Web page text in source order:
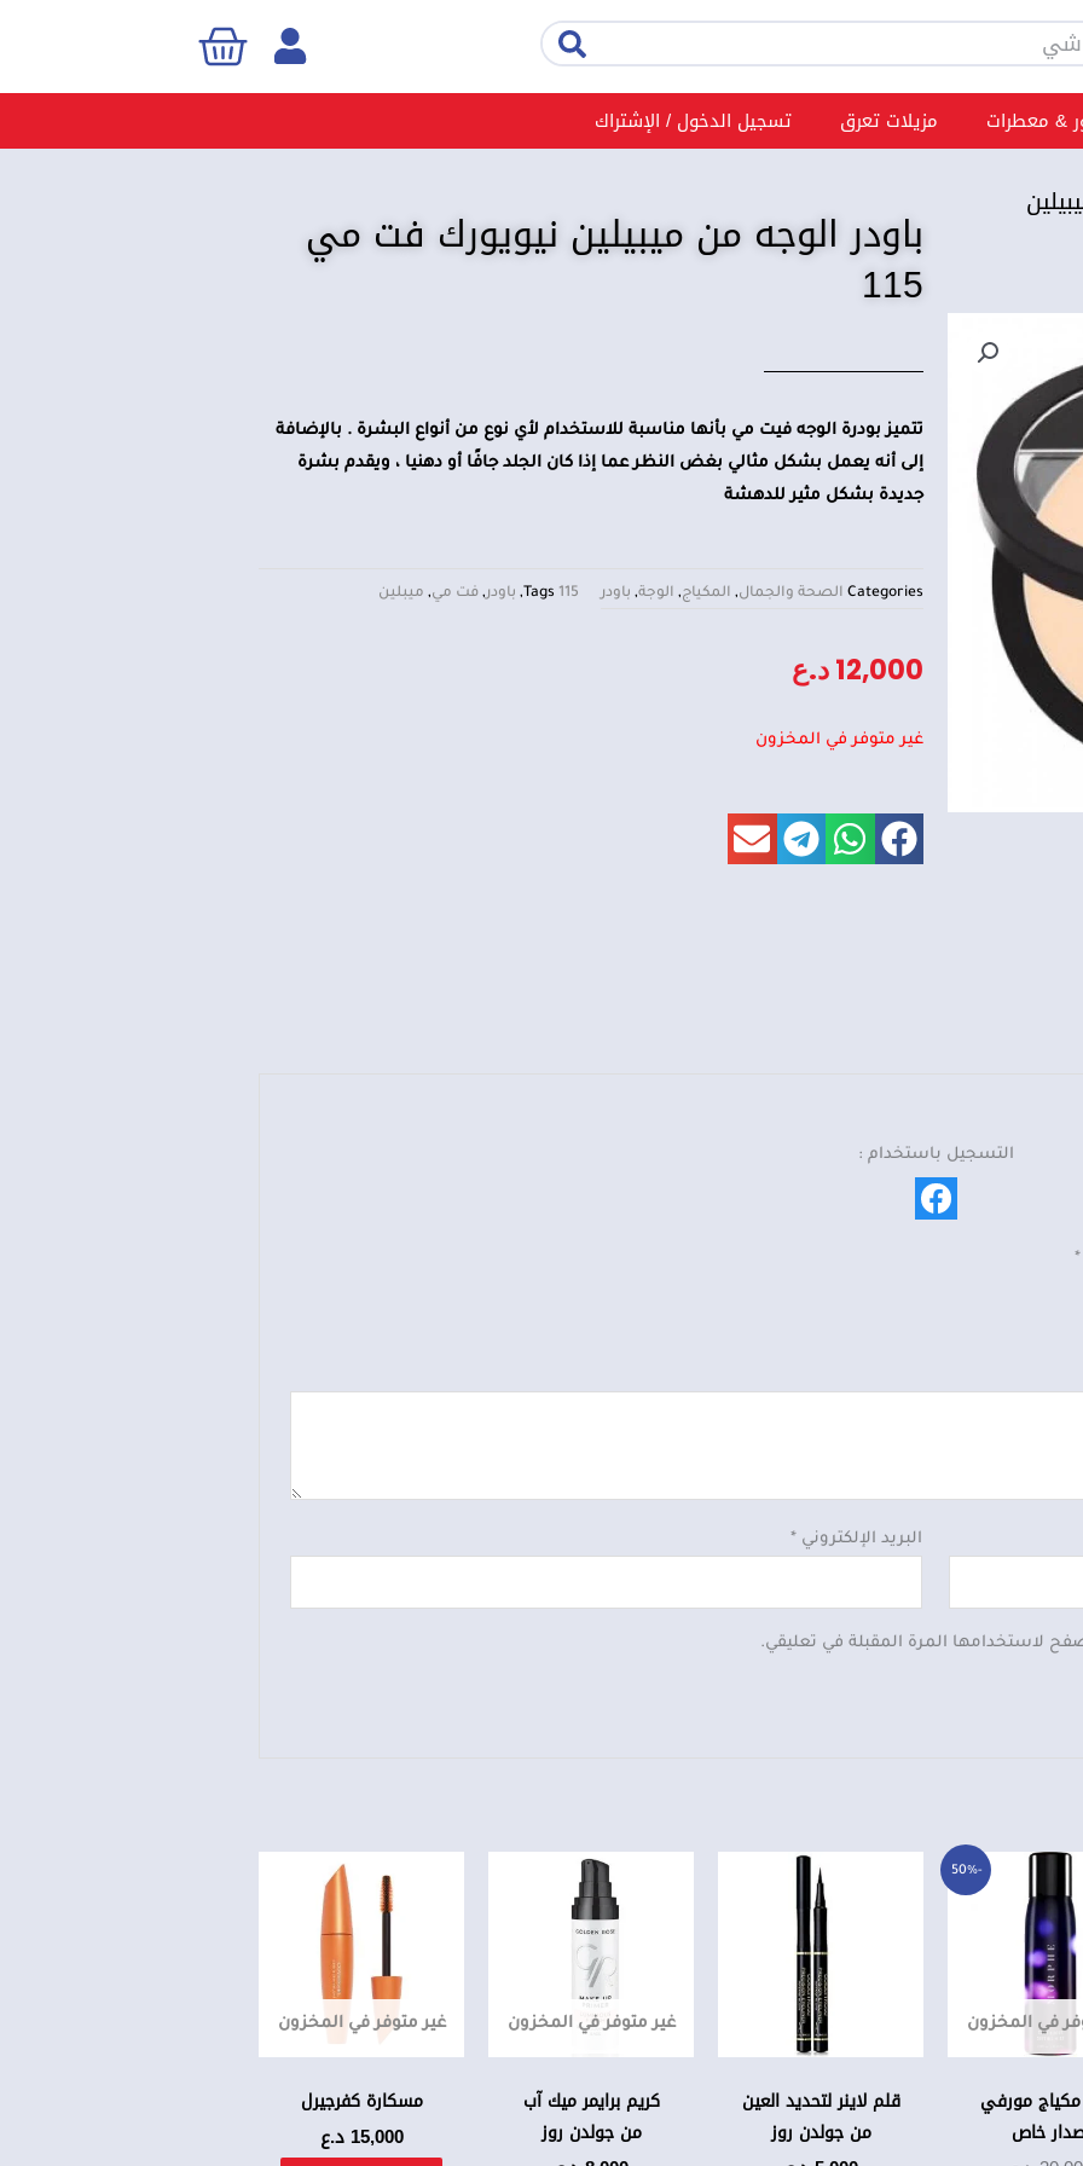
Search
Cart
& معطرات مزيلات تعرق تسجيل الدخول / الإشتراك
باودر الوجه من ميبيلين نيويورك فت مي
115
تتميز بودرة الوجه فيت مي بأنها مناسبة للاستخدام لأي نوع من أنواع البشرة . بالإضافة
إلى أنه يعمل بشكل مثالي بغض النظر عما إذا كان الجلد جافًا أو دهنيا ، ويقدم بشرة
جديدة بشكل مثير للدهشة
Categories الصحة والجمال, المكياج, الوجة, باودر Tags 115
, باودر,فت مي, ميبلين
12,000د.ع
غير متوفر في المخزون
التسجيل باستخدام :
*
البريد الإلكتروني *
لاستخدامها المرة المقبلة في تعليقي.
-50%
في المخزون
مورفي
خاص
السعر
الأصلي
السعر
الحالي
قلم لاينر لتحديد العين
من جولدن روز
غير متوفر في المخزون
كريم برايمر ميك آب
من جولدن روز
غير متوفر في المخزون
مسكارة كفرجيرل
15,000 د.ع